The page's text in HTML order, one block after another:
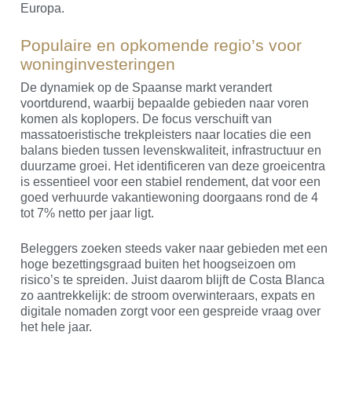
Europa.
Populaire en opkomende regio’s voor
woninginvesteringen
De dynamiek op de Spaanse markt verandert
voortdurend, waarbij bepaalde gebieden naar voren
komen als koplopers. De focus verschuift van
massatoeristische trekpleisters naar locaties die een
balans bieden tussen levenskwaliteit, infrastructuur en
duurzame groei. Het identificeren van deze groeicentra
is essentieel voor een stabiel rendement, dat voor een
goed verhuurde vakantiewoning doorgaans rond de 4
tot 7% netto per jaar ligt.
Beleggers zoeken steeds vaker naar gebieden met een
hoge bezettingsgraad buiten het hoogseizoen om
risico’s te spreiden. Juist daarom blijft de Costa Blanca
zo aantrekkelijk: de stroom overwinteraars, expats en
digitale nomaden zorgt voor een gespreide vraag over
het hele jaar.